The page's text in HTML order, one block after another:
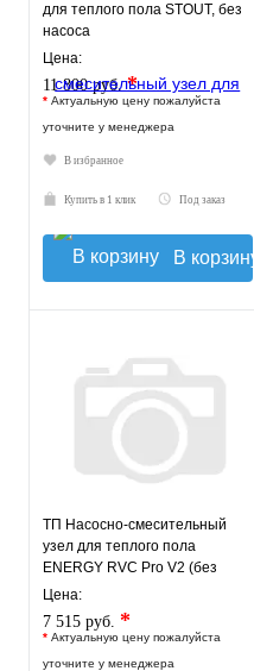
для теплого пола STOUT, без
насоса
Цена:
11 800 руб.*
* Актуальную цену пожалуйста
уточните у менеджера
В избранное
Купить в 1 клик Под заказ
В корзину
ТП Насосно-смесительный
узел для теплого пола
ENERGY RVC Pro V2 (без
насоса)
Цена:
7 515 руб. *
* Актуальную цену пожалуйста
уточните у менеджера